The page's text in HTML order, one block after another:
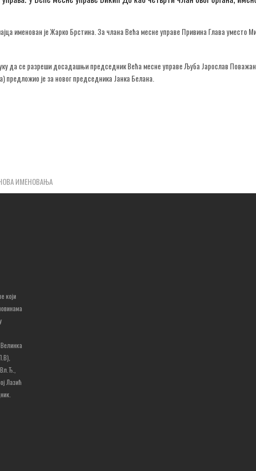
именован је Жарко Брстина. За члана Већа месне управе Привина Глава уместо
да се разреши досадашњи председник Већа месне управе Љуба Јарослав
предложио је за новог председника Јанка Белана.
И ТРЕБА ДА СВЕТЛИ
ИМЕНОВАЊА
који
Лазић